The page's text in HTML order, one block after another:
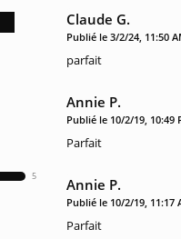
5
Claude G.
Publié le 3/2/24, 11:50
parfait
Annie P.
Publié le 10/2/19, 10:49
Parfait
Annie P.
Publié le 10/2/19, 11:17
Parfait